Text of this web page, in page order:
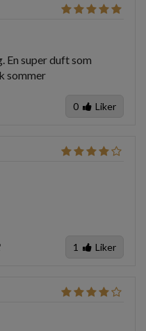
En super duft som
sommer
0 Liker
1 Liker